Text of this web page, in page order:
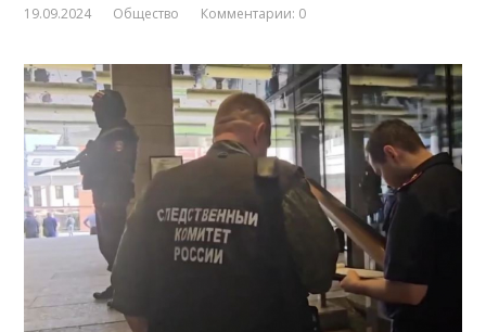
19.09.2024 Общество Комментарии: 0